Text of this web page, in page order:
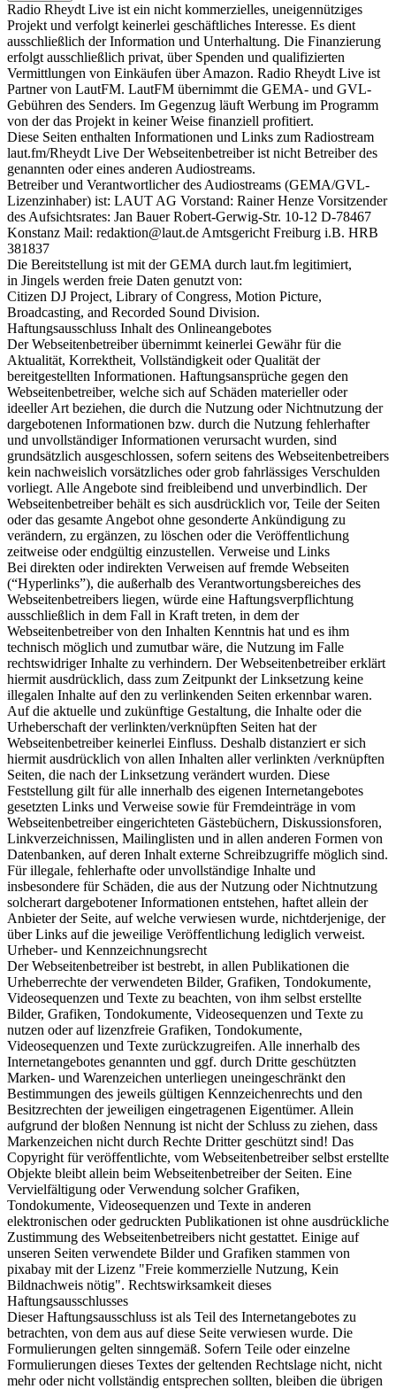
Radio Rheydt Live ist ein nicht kommerzielles, uneigennütziges
Projekt und verfolgt keinerlei geschäftliches Interesse. Es dient
ausschließlich der Information und Unterhaltung. Die Finanzierung
erfolgt ausschließlich privat, über Spenden und qualifizierten
Vermittlungen von Einkäufen über Amazon. Radio Rheydt Live ist
Partner von LautFM. LautFM übernimmt die GEMA- und GVL-
Gebühren des Senders. Im Gegenzug läuft Werbung im Programm
von der das Projekt in keiner Weise finanziell profitiert.
Diese Seiten enthalten Informationen und Links zum Radiostream
laut.fm/Rheydt Live Der Webseitenbetreiber ist nicht Betreiber des
genannten oder eines anderen Audiostreams.
Betreiber und Verantwortlicher des Audiostreams (GEMA/GVL-
Lizenzinhaber) ist: LAUT AG Vorstand: Rainer Henze Vorsitzender
des Aufsichtsrates: Jan Bauer Robert-Gerwig-Str. 10-12 D-78467
Konstanz Mail: redaktion@laut.de Amtsgericht Freiburg i.B. HRB
381837
Die Bereitstellung ist mit der GEMA durch laut.fm legitimiert,
in Jingels werden freie Daten genutzt von:
Citizen DJ Project, Library of Congress, Motion Picture,
Broadcasting, and Recorded Sound Division.
Haftungsausschluss Inhalt des Onlineangebotes
Der Webseitenbetreiber übernimmt keinerlei Gewähr für die
Aktualität, Korrektheit, Vollständigkeit oder Qualität der
bereitgestellten Informationen. Haftungsansprüche gegen den
Webseitenbetreiber, welche sich auf Schäden materieller oder
ideeller Art beziehen, die durch die Nutzung oder Nichtnutzung der
dargebotenen Informationen bzw. durch die Nutzung fehlerhafter
und unvollständiger Informationen verursacht wurden, sind
grundsätzlich ausgeschlossen, sofern seitens des Webseitenbetreibers
kein nachweislich vorsätzliches oder grob fahrlässiges Verschulden
vorliegt. Alle Angebote sind freibleibend und unverbindlich. Der
Webseitenbetreiber behält es sich ausdrücklich vor, Teile der Seiten
oder das gesamte Angebot ohne gesonderte Ankündigung zu
verändern, zu ergänzen, zu löschen oder die Veröffentlichung
zeitweise oder endgültig einzustellen. Verweise und Links
Bei direkten oder indirekten Verweisen auf fremde Webseiten
(“Hyperlinks”), die außerhalb des Verantwortungsbereiches des
Webseitenbetreibers liegen, würde eine Haftungsverpflichtung
ausschließlich in dem Fall in Kraft treten, in dem der
Webseitenbetreiber von den Inhalten Kenntnis hat und es ihm
technisch möglich und zumutbar wäre, die Nutzung im Falle
rechtswidriger Inhalte zu verhindern. Der Webseitenbetreiber erklärt
hiermit ausdrücklich, dass zum Zeitpunkt der Linksetzung keine
illegalen Inhalte auf den zu verlinkenden Seiten erkennbar waren.
Auf die aktuelle und zukünftige Gestaltung, die Inhalte oder die
Urheberschaft der verlinkten/verknüpften Seiten hat der
Webseitenbetreiber keinerlei Einfluss. Deshalb distanziert er sich
hiermit ausdrücklich von allen Inhalten aller verlinkten /verknüpften
Seiten, die nach der Linksetzung verändert wurden. Diese
Feststellung gilt für alle innerhalb des eigenen Internetangebotes
gesetzten Links und Verweise sowie für Fremdeinträge in vom
Webseitenbetreiber eingerichteten Gästebüchern, Diskussionsforen,
Linkverzeichnissen, Mailinglisten und in allen anderen Formen von
Datenbanken, auf deren Inhalt externe Schreibzugriffe möglich sind.
Für illegale, fehlerhafte oder unvollständige Inhalte und
insbesondere für Schäden, die aus der Nutzung oder Nichtnutzung
solcherart dargebotener Informationen entstehen, haftet allein der
Anbieter der Seite, auf welche verwiesen wurde, nichtderjenige, der
über Links auf die jeweilige Veröffentlichung lediglich verweist.
Urheber- und Kennzeichnungsrecht
Der Webseitenbetreiber ist bestrebt, in allen Publikationen die
Urheberrechte der verwendeten Bilder, Grafiken, Tondokumente,
Videosequenzen und Texte zu beachten, von ihm selbst erstellte
Bilder, Grafiken, Tondokumente, Videosequenzen und Texte zu
nutzen oder auf lizenzfreie Grafiken, Tondokumente,
Videosequenzen und Texte zurückzugreifen. Alle innerhalb des
Internetangebotes genannten und ggf. durch Dritte geschützten
Marken- und Warenzeichen unterliegen uneingeschränkt den
Bestimmungen des jeweils gültigen Kennzeichenrechts und den
Besitzrechten der jeweiligen eingetragenen Eigentümer. Allein
aufgrund der bloßen Nennung ist nicht der Schluss zu ziehen, dass
Markenzeichen nicht durch Rechte Dritter geschützt sind! Das
Copyright für veröffentlichte, vom Webseitenbetreiber selbst erstellte
Objekte bleibt allein beim Webseitenbetreiber der Seiten. Eine
Vervielfältigung oder Verwendung solcher Grafiken,
Tondokumente, Videosequenzen und Texte in anderen
elektronischen oder gedruckten Publikationen ist ohne ausdrückliche
Zustimmung des Webseitenbetreibers nicht gestattet. Einige auf
unseren Seiten verwendete Bilder und Grafiken stammen von
pixabay mit der Lizenz "Freie kommerzielle Nutzung, Kein
Bildnachweis nötig". Rechtswirksamkeit dieses
Haftungsausschlusses
Dieser Haftungsausschluss ist als Teil des Internetangebotes zu
betrachten, von dem aus auf diese Seite verwiesen wurde. Die
Formulierungen gelten sinngemäß. Sofern Teile oder einzelne
Formulierungen dieses Textes der geltenden Rechtslage nicht, nicht
mehr oder nicht vollständig entsprechen sollten, bleiben die übrigen